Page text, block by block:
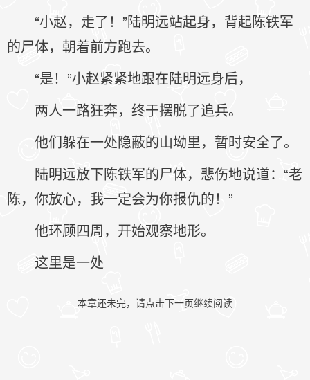
“小赵，走了！”陆明远站起身，背起陈铁军
的尸体，朝着前方跑去。
“是！”小赵紧紧地跟在陆明远身后，
两人一路狂奔，终于摆脱了追兵。
他们躲在一处隐蔽的山坳里，暂时安全了。
陆明远放下陈铁军的尸体，悲伤地说道：“老
陈，你放心，我一定会为你报仇的！”
他环顾四周，开始观察地形。
这里是一处
本章还未完，请点击下一页继续阅读